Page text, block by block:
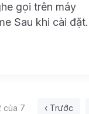
gọi trên máy
Sau khi cài đặt
sử dụng dịch vụ
của 7 ‹ Trước